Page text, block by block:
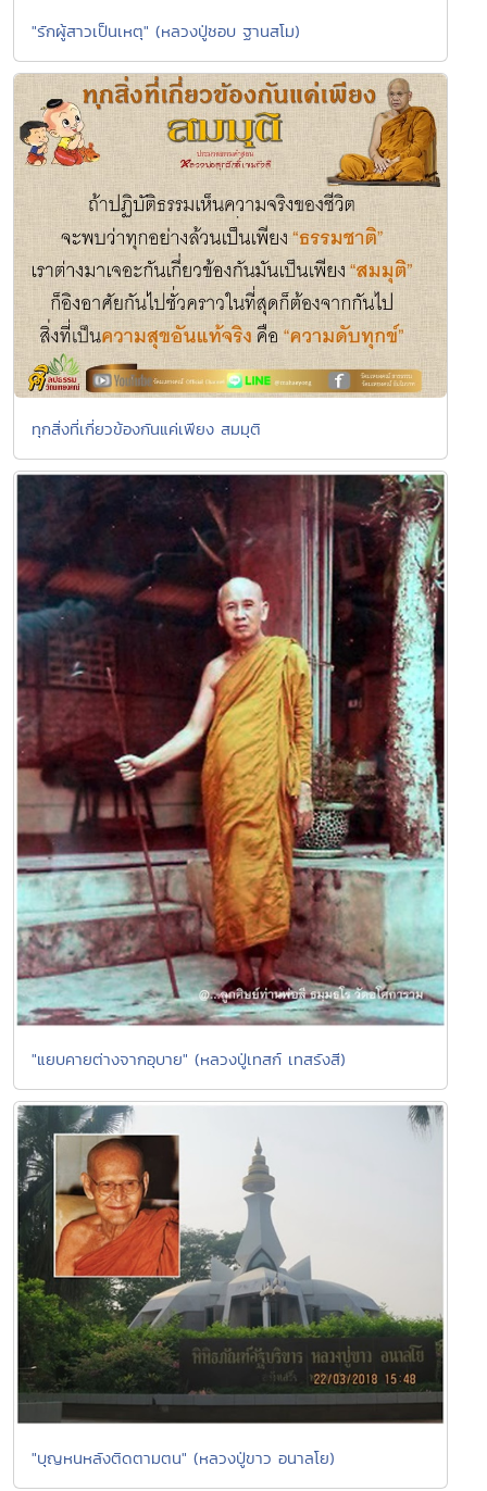
"รักผู้สาวเป็นเหตุ" (หลวงปู่ชอบ ฐานสโม)
ทุกสิ่งที่เกี่ยวข้องกันแค่เพียง สมมุติ
"แยบคายต่างจากอุบาย" (หลวงปู่เทสก์ เทสรังสี)
"บุญหนหลังติดตามตน" (หลวงปู่ขาว อนาลโย)